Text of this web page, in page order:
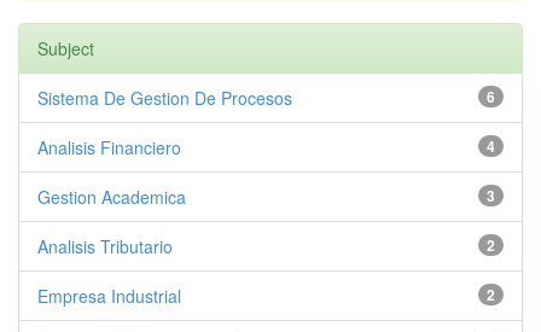
Subject
6
Sistema De Gestion De Procesos
4
Analisis Financiero
3
Gestion Academica
2
Analisis Tributario
2
Empresa Industrial